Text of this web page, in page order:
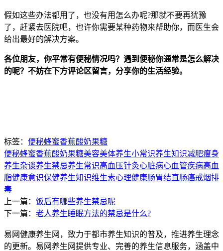
假如这些办法都用了，也没有用怎么办呢?那就不要再犹豫
了，赶紧去医院吧，也许你需要某种药物来帮助你，而医生会
给出最好的解决方案。
各位朋友，你平常有便秘情况吗？遇到便秘你通常是怎么解决
的呢？不妨在下方评论区留言，分享你的生活经验。
标签： 便秘蜂蜜香蕉酸奶果糖
便秘蜂蜜香蕉酸奶果糖美容美体养生小常识养生知识减肥瘦身
养生杂谈养生禁忌养生常识高血压针灸心脏病心血管疾病高血
脂健康意识保健养生知识维生素心理健康肠胃结直肠癌戒烟排
毒
上一篇： 饭后有哪些养生禁忌呢
下一篇： 老人养生睡眠方法的禁忌是什么?
易网健康养生网，致力于都市养生知识的普及，推进养生理念
的更新。易网养生网提供专业、完善的养生信息服务，涵盖中